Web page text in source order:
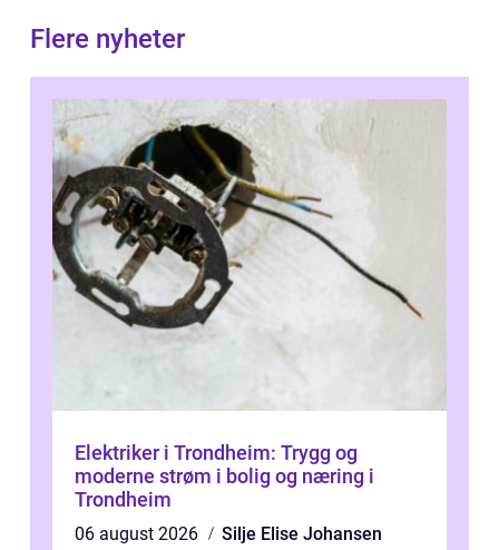
Flere nyheter
Elektriker i Trondheim: Trygg og
moderne strøm i bolig og næring i
Trondheim
06 august 2026
Silje Elise Johansen